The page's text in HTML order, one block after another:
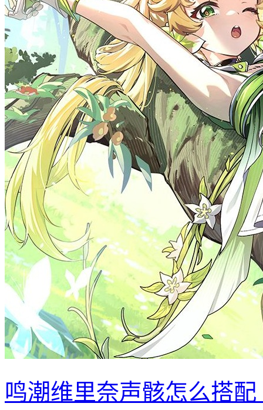
鸣潮维里奈声骸怎么搭